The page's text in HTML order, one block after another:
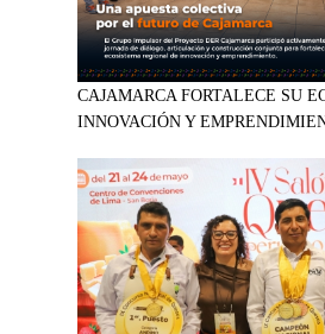
CAJAMARCA FORTALECE SU
INNOVACIÓN Y